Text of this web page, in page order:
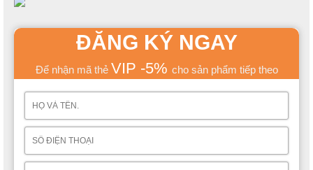
ĐĂNG KÝ NGAY
Để nhận mã thẻ VIP -5% cho sản phẩm tiếp theo